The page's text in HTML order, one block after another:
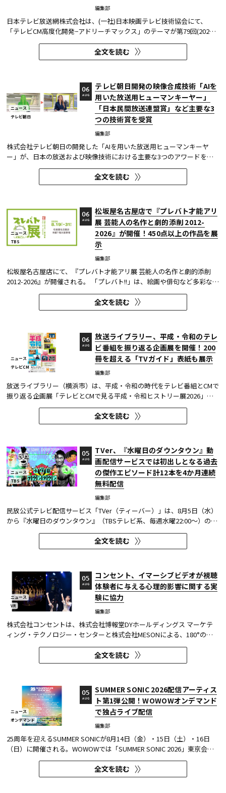
編集部
日本テレビ放送網株式会社は、(一社)日本映画テレビ技術協会にて、
「テレビCM高度化開発−アドリーチマックス」のテーマが第79回(2025
年度)技術開発賞を、「TOKYO巫女忍者」が映像技術賞 DVT(デジタルビ
ジュアル技術)部門 特別賞を受賞したことを発表した。技術開発賞部門
では、昨年に続き5年連続の受賞となる。 この賞は毎年、放送に関連
全文を読む
ニュース
テレビ朝日
テレビ朝日開発の映像合成技術「AIを
用いた放送用ヒューマンキーヤー」
「日本民間放送連盟賞」など主要な3
つの技術賞を受賞
編集部
06
AUG
株式会社テレビ朝日の開発した「AIを用いた放送用ヒューマンキーヤ
ー」が、日本の放送および映像技術における主要な3つのアワードを受
賞した。 本開発は、人物像認識AIと最新のXR技術を組み合わせたシステ
ムであり、その革新性と実用性が業界内で高い評価を獲得している。
【受賞アワード一覧】 ●2025年 日本民間放送連盟賞 技術部門優...
全文を読む
ニュース
TBS
松坂屋名古屋店で『プレバト才能アリ
展 芸能人の名作と劇的添削 2012-
2026』が開催！450点以上の作品を展
示
編集部
06
AUG
松坂屋名古屋店にて、『プレバト才能アリ展 芸能人の名作と劇的添削
2012-2026』が開催される。 「プレバト!!」は、絵画や俳句など多彩な芸
術ジャンルに芸能人が挑戦し、その作品を超一流の講師陣が才能アリ/ナ
シで厳しく査定する教養バラエティー番組だ。 本展では、定番ジャンル
の俳句・水彩画から、大漁旗や黒板アートといった巨大作品...
全文を読む
ニュース
テレビCM
放送ライブラリー、平成・令和のテレ
ビ番組を振り返る企画展を開催！200
冊を超える「TVガイド」表紙も展示
編集部
06
AUG
放送ライブラリー（横浜市）は、平成・令和の時代をテレビ番組とCMで
振り返る企画展「テレビとCMで見る平成・令和ヒストリー展2026」を8
月7日～9月27日に開催する。
全文を読む
ニュース
TBS
TVer、『水曜日のダウンタウン』動
画配信サービスでは初出しとなる過去
の傑作エピソード計12本を4か月連続
無料配信
編集部
05
AUG
民放公式テレビ配信サービス「TVer（ティーバー）」は、8月5日（水）
から『水曜日のダウンタウン』（TBSテレビ系、毎週水曜22:00～）の過
去に放送された傑作エピソード計12本を4か月にわたり配信する。本エ
ピソードが動画配信サービスで配信されるのは今回が初めてとなる。
TVerはすべて無料で見放題となっている。 『水曜日のダウンタウン...
全文を読む
ニュース
VR
コンセント、イマーシブビデオが視聴
体験者に与える心理的影響に関する実
験に協力
編集部
05
AUG
株式会社コンセントは、株式会社博報堂DYホールディングス マーケテ
ィング・テクノロジー・センターと株式会社MESONによる、180°の視
野角のImmersive Video（以下、イマーシブビデオ）を実験刺激に用い
た心理実験に協力し、そのプレプリント論文が2026年6月8日にarXivで
公開された。 本実験は、イマーシブビデオの撮影距離が体験者の「そ...
全文を読む
ニュース
オンデマンド
SUMMER SONIC 2026配信アーティス
ト第1弾公開！WOWOWオンデマンド
で独占ライブ配信
編集部
05
AUG
25周年を迎えるSUMMER SONICが8月14日（金）・15日（土）・16日
（日）に開催される。WOWOWでは「SUMMER SONIC 2026」東京会場
のZOZOマリンスタジアムと幕張メッセから、マリンステージ、マウン
テンステージ、ソニックステージ、パシフィックステージの模様を、3
日間にわたりWOWOWオンデマンドで独占ライブ配信する。 今回、配信
全文を読む